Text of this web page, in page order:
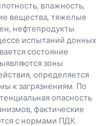
влажность,
вещества, тяжелые
нефтепродукты.
испытаний донных
состояние
зоны
определяется
к загрязнениям. По
опасность
фактические
с нормами ПДК.